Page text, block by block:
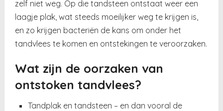
zelf niet weg. Op die tandsteen ontstaat weer een
laagje plak, wat steeds moeilijker weg te krijgen is,
en zo krijgen bacteriën de kans om onder het
tandvlees te komen en ontstekingen te veroorzaken.
Wat zijn de oorzaken van
ontstoken tandvlees?
Tandplak en tandsteen – en dan vooral de